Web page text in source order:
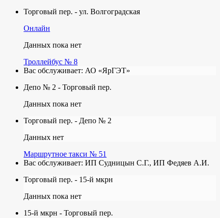
Торговый пер. - ул. Волгоградская
Онлайн
Данных пока нет
Троллейбус № 8
Вас обслуживает: АО «ЯрГЭТ»
Депо № 2 - Торговый пер.
Данных пока нет
Торговый пер. - Депо № 2
Данных нет
Маршрутное такси № 51
Вас обслуживает: ИП Судницын С.Г., ИП Федяев А.И.
Торговый пер. - 15-й мкрн
Данных пока нет
15-й мкрн - Торговый пер.